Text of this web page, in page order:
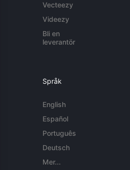
Vecteezy
Videezy
Bli en
leverantör
Språk
English
Español
Português
Deutsch
Mer...